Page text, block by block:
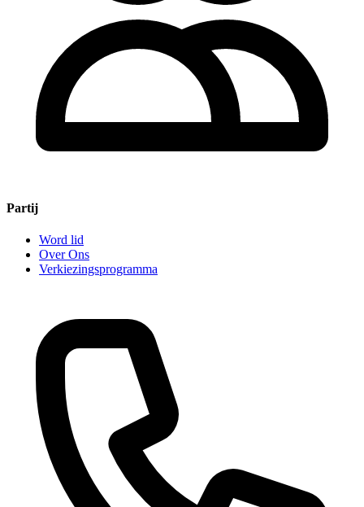
Partij
Word lid
Over Ons
Verkiezingsprogramma